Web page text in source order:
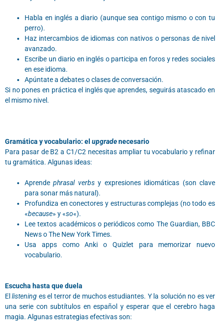
Habla en inglés a diario (aunque sea contigo mismo o con tu
perro).
Haz intercambios de idiomas con nativos o personas de nivel
avanzado.
Escribe un diario en inglés o participa en foros y redes sociales
en ese idioma.
Apúntate a debates o clases de conversación.
Si no pones en práctica el inglés que aprendes, seguirás atascado en
el mismo nivel.
Gramática y vocabulario: el upgradenecesario
Para pasar de B2 a C1/C2 necesitas ampliar tu vocabulario y refinar
tu gramática. Algunas ideas:
Aprendephrasal verbsy expresiones idiomáticas (son clave
para sonar más natural).
Profundiza en conectores y estructuras complejas (no todo es
«because» y «so«).
Lee textos académicos o periódicos como The Guardian, BBC
News o The New York Times.
Usa apps como Anki o Quizlet para memorizar nuevo
vocabulario.
Escucha hasta que duela
Ellistening es el terror de muchos estudiantes. Y la solución no es ver
una serie con subtítulos en español y esperar que el cerebro haga
magia. Algunas estrategias efectivas son: